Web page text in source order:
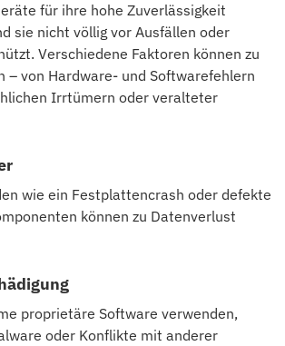
für ihre hohe Zuverlässigkeit
sie nicht völlig vor Ausfällen oder
Verschiedene Faktoren können zu
– von Hardware- und Softwarefehlern
Irrtümern oder veralteter
wie ein Festplattencrash oder defekte
können zu Datenverlust
proprietäre Software verwenden,
oder Konflikte mit anderer